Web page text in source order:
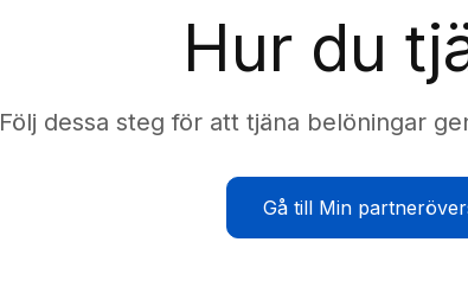
Hur du
Följ dessa steg för att tjäna belöningar
Gå till Min